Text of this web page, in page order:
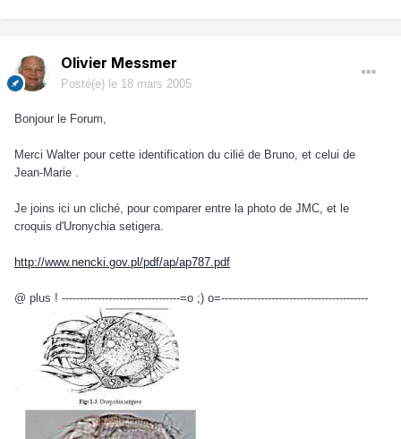
Olivier Messmer
Posté(e) le 18 mars 2005
Bonjour le Forum,
Merci Walter pour cette identification du cilié de Bruno, et celui de
Jean-Marie .
Je joins ici un cliché, pour comparer entre la photo de JMC, et le
croquis d'Uronychia setigera.
http://www.nencki.gov.pl/pdf/ap/ap787.pdf
@ plus ! ---------------------------------=o ;) o=-----------------------------------------